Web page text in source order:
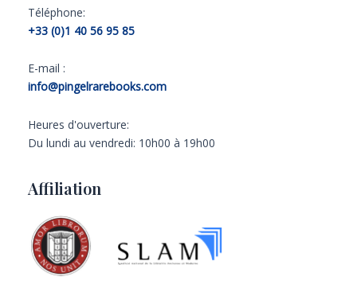
Téléphone:
+33 (0)1 40 56 95 85
E-mail :
info@pingelrarebooks.com
Heures d'ouverture:
Du lundi au vendredi: 10h00 à 19h00
Affiliation